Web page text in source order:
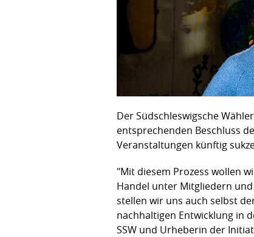
Der Südschleswigsche
entsprechenden Beschluss
Veranstaltungen künftig
"Mit diesem Prozess wollen
Handel unter Mitgliedern
stellen wir uns auch selbst
nachhaltigen Entwicklung in
SSW und Urheberin der